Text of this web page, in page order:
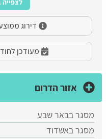
לצפייה
דירוג ממוצע 4.6 לפי 430
מעודכן
אזור הדרום
מסגר בבאר שבע
​מסגר באשדוד